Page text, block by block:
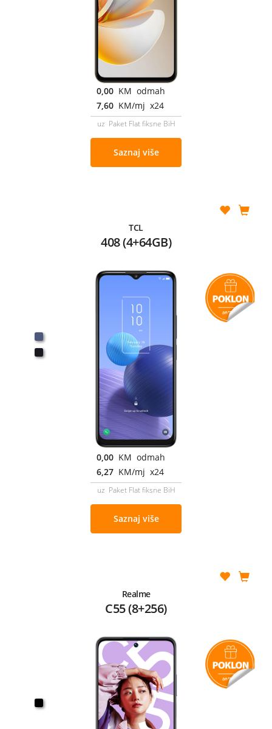
0,00 KM odmah
7,60 KM/mj x24
uz Paket Flat fiksne BiH
Saznaj više
TCL
408 (4+64GB)
0,00 KM odmah
6,27 KM/mj x24
uz Paket Flat fiksne BiH
Saznaj više
Realme
C55 (8+256)